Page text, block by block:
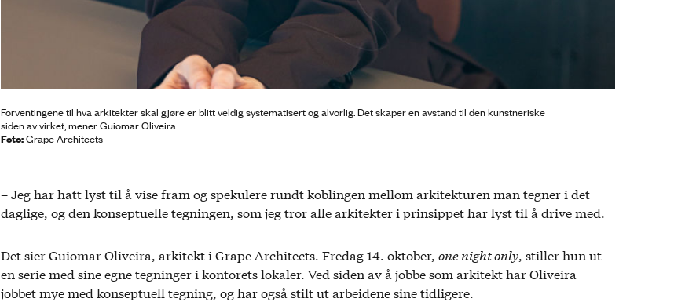
Forventingene til hva arkitekter skal gjøre er blitt veldig systematisert og alvorlig. Det skaper en avstand til den kunstneriske
siden av virket, mener Guiomar Oliveira.
Foto:Grape Architects
– Jeg har hatt lyst til å vise fram og spekulere rundt koblingen mellom arkitekturen man tegner i det
daglige, og den konseptuelle tegningen, som jeg tror alle arkitekter i prinsippet har lyst til å drive med.
Det sier Guiomar Oliveira, arkitekt i Grape Architects. Fredag 14. oktober,one night only, stiller hun ut
en serie med sine egne tegninger i kontorets lokaler. Ved siden av å jobbe som arkitekt har Oliveira
jobbet mye med konseptuell tegning, og har også stilt ut arbeidene sine tidligere.